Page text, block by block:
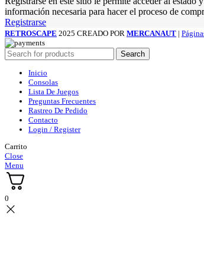
información necesaria para hacer el proceso de
Registrarse
RETROSCAPE 2025 CREADO POR MERCANAUT |
Search
Inicio
Consolas
Lista De Juegos
Preguntas Frecuentes
Rastreo De Pedido
Contacto
Login / Register
Carrito
Close
Menu
0